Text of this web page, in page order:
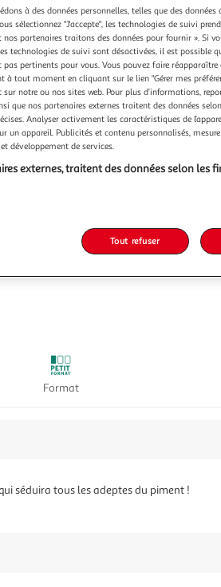
Format
séduira tous les adeptes du piment !
à des données personnelles, telles que des
sélectionnez "J'accepte", les technologies de suivi
partenaires traitons des données pour fournir ». Si
technologies de suivi sont désactivées, il est possible
pertinents pour vous. Vous pouvez faire
à tout moment en cliquant sur le lien "Gérer mes
notre ou nos sites web. Pour plus d’informations,
que nos partenaires externes traitent des données
Analyser activement les caractéristiques de
un appareil. Publicités et contenu personnalisés,
développement de services.
externes, traitent des données selon les
Tout refuser